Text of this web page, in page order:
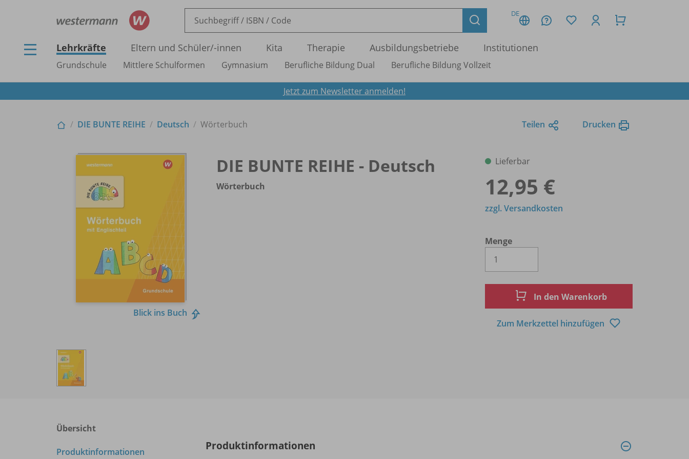
DE
Lehrkräfte Eltern und Schüler/-innen Kita Therapie Ausbildungsbetriebe Institutionen
Grundschule Mittlere Schulformen Gymnasium Berufliche Bildung Dual Berufliche Bildung Vollzeit
Jetzt zum Newsletter anmelden!
DIE BUNTE REIHE Deutsch Wörterbuch Teilen Drucken
Blick ins Buch
DIE BUNTE REIHE - Deutsch
Wörterbuch
Lieferbar
12,95 €
Menge
zzgl. Versandkosten
In den Warenkorb
Zum Merkzettel hinzufügen
Übersicht
Produktinformationen Produktinformationen